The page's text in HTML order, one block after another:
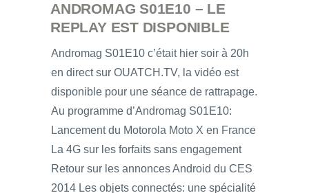
ANDROMAG S01E10 – LE
REPLAY EST DISPONIBLE
Andromag S01E10 c’était hier soir à 20h
en direct sur OUATCH.TV, la vidéo est
disponible pour une séance de rattrapage.
Au programme d’Andromag S01E10:
Lancement du Motorola Moto X en France
La 4G sur les forfaits sans engagement
Retour sur les annonces Android du CES
2014 Les objets connectés: une spécialité